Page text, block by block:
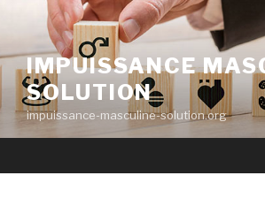
contenu
principal
IMPUISSANCE
SOLUTION
impuissance-masculine-solution.org